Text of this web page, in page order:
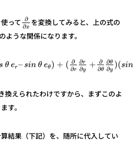
って ∂
∂x を変換してみると、上の式の
ような関係になります。
θ er– sin θ eθ) + ( ∂
∂r
∂r
∂y + ∂
∂θ
∂θ
∂y )(sin
換えられたわけですから、まずこのよ
す。
結果（下記）を、随所に代入してい